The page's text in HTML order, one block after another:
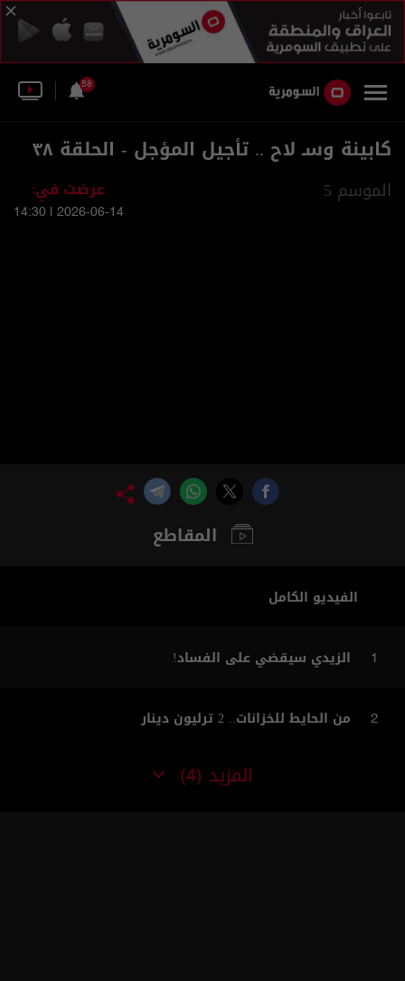
58
كابينة وسـ لاح .. تأجيل المؤجل - الحلقة ٣٨
الموسم 5 عرضت في:
2026-06-14 | 14:30
المقاطع
الفيديو الكامل
1 الزيدي سيقضي على الفساد!
2 من الحايط للخزانات.. 2 ترليون دينار
المزيد (4)